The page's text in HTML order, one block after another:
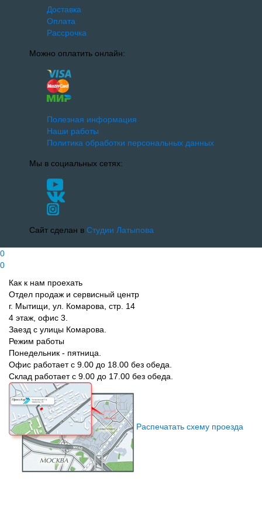
Доставка
Оплата
Рассрочка
Можно оплатить онлайн:
Полезная информация
Наши работы
Политика обработки персональных данных
Мы в социальных сетях:
Сайт сделан в Студии Латыпова
0
0
Как к нам проехать
Отдел продаж и сервисный центр
г. Мытищи, ул. Комарова, стр. 14
4 этаж, офис 3.
Заезд с улицы Комарова.
Режим работы
Понедельник - пятница.
Офис работает с 9.00 до 18.00 без обеда.
Склад работает с 9.00 до 17.00 без обеда.
Распечатать схему проезда